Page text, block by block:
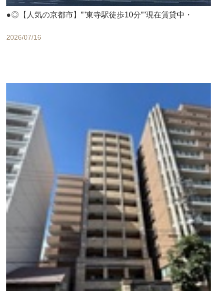
●◎【人気の京都市】””東寺駅徒歩10分””現在賃貸中・
2026/07/16